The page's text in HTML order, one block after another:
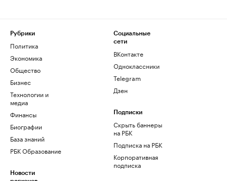
Рубрики
Политика
Экономика
Общество
Бизнес
Технологии и
медиа
Финансы
Биографии
База знаний
РБК Образование
Новости
Социальные
сети
ВКонтакте
Одноклассники
Telegram
Дзен
Подписки
Скрыть баннеры
на РБК
Подписка на РБК
Корпоративная
подписка